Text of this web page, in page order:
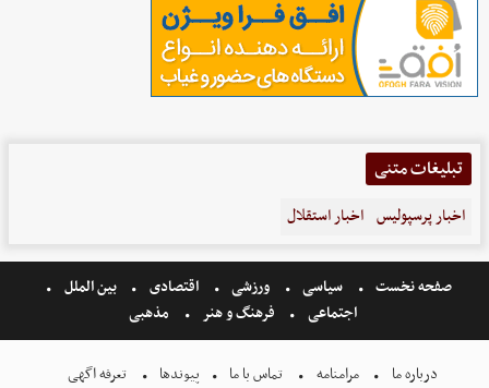
تبلیغات متنی
اخبار پرسپولیس اخبار استقلال
صفحه نخست سیاسی ورزشی اقتصادی
بین الملل
اجتماعی
فرهنگ و هنر مذهبی
درباره ما مرامنامه تماس با ما پیوندها تعرفه اگهی